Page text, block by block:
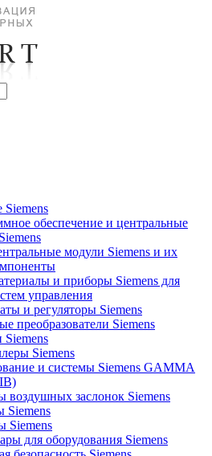
Siemens
обеспечение и центральные
модули Siemens и их
и приборы Siemens для
управления
и регуляторы Siemens
преобразователи Siemens
Siemens
Siemens
и системы Siemens GAMMA
воздушных заслонок Siemens
Siemens
Siemens
для оборудования Siemens